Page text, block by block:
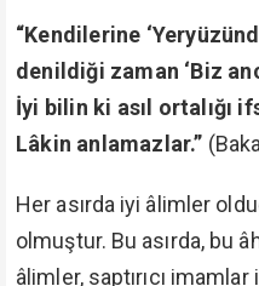
“Kendilerine
denildiği zaman ‘Biz
İyi bilin ki asıl ortalığı
Lâkin anlamazlar.”
Her asırda iyi âlimler
olmuştur. Bu asırda, bu
âlimler, saptırıcı